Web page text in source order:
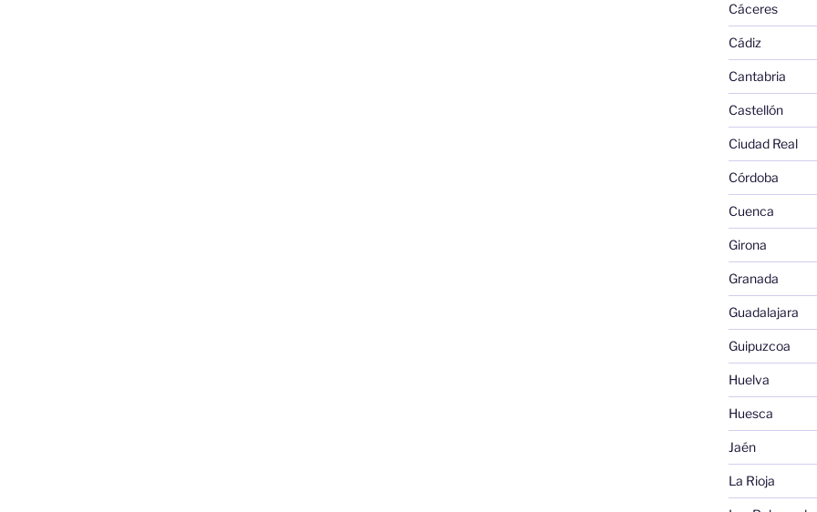
Cáceres
Cádiz
Cantabria
Castellón
Ciudad Real
Córdoba
Cuenca
Girona
Granada
Guadalajara
Guipuzcoa
Huelva
Huesca
Jaén
La Rioja